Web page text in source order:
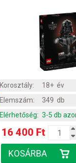
Korosztály:
18+ év
Elemszám:
349 db
Elérhetőség: 3-5 db
16 400 Ft